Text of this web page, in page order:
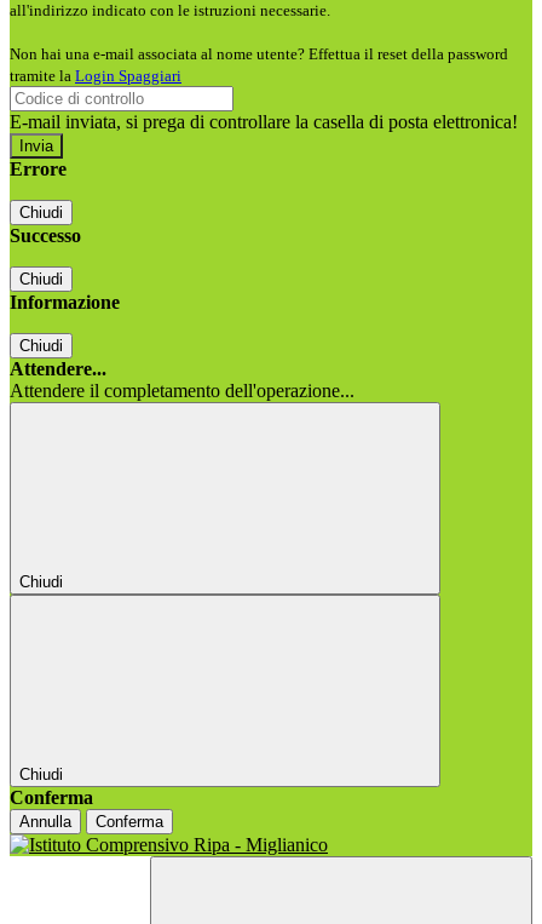
all'indirizzo indicato con le istruzioni necessarie.
Non hai una e-mail associata al nome utente? Effettua il reset della password
tramite la Login Spaggiari
E-mail inviata, si prega di controllare la casella di posta elettronica!
Errore
Chiudi
Successo
Chiudi
Informazione
Chiudi
Attendere...
Attendere il completamento dell'operazione...
Chiudi
Chiudi
Conferma
Annulla Conferma